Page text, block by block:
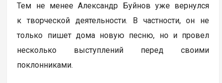
Тем не менее Александр Буйнов уже вернулся
к творческой деятельности. В частности, он не
только пишет дома новую песню, но и провел
несколько выступлений перед своими
поклонниками.